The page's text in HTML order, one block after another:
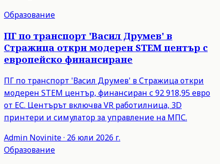
Образование
ПГ по транспорт 'Васил Друмев' в
Стражица откри модерен STEM център с
европейско финансиране
ПГ по транспорт 'Васил Друмев' в Стражица откри
модерен STEM център, финансиран с 92 918,95 евро
от ЕС. Центърът включва VR работилница, 3D
принтери и симулатор за управление на МПС.
Admin Novinite· 26 юли 2026 г.
Образование